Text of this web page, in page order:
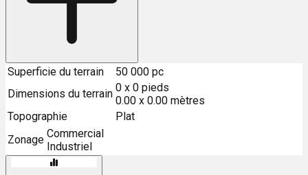
Superficie du terrain
50 000 pc
Dimensions du terrain 0 x 0 pieds
0.00 x 0.00 mètres
Topographie
Plat
Zonage Commercial
Industriel